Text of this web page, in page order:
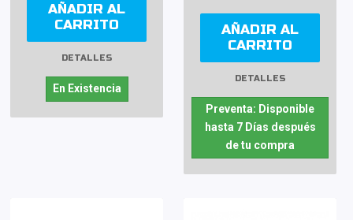
AÑADIR AL
CARRITO
DETALLES
En Existencia
AÑADIR AL
CARRITO
DETALLES
Preventa: Disponible
hasta 7 Días después
de tu compra